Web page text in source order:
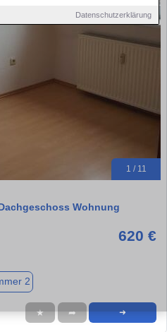
Datenschutzerklärung
1 / 11
Wohnung
620 €
2
★ ➦ ➜